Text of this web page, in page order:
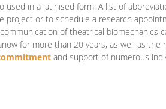
used in a latinised form. A list of
project or to schedule a research
of theatrical
for more than 20 years, as well as
and support of numerous